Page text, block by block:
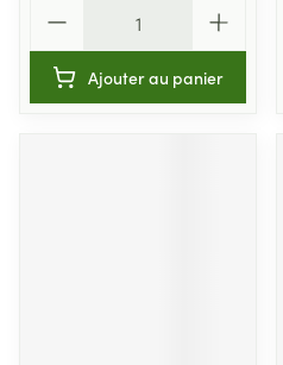
Ajouter au panier